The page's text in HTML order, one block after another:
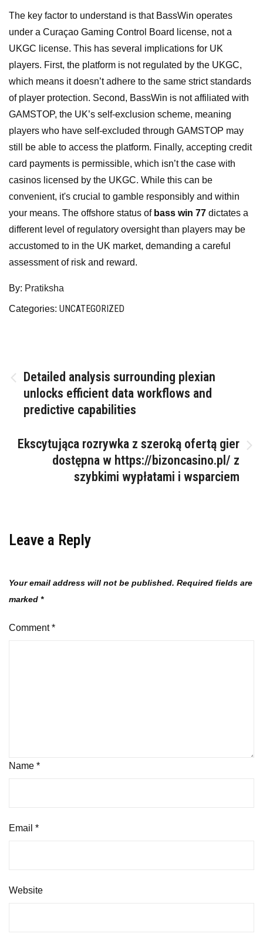
The key factor to understand is that BassWin operates
under a Curaçao Gaming Control Board license, not a
UKGC license. This has several implications for UK
players. First, the platform is not regulated by the UKGC,
which means it doesn’t adhere to the same strict standards
of player protection. Second, BassWin is not affiliated with
GAMSTOP, the UK’s self-exclusion scheme, meaning
players who have self-excluded through GAMSTOP may
still be able to access the platform. Finally, accepting credit
card payments is permissible, which isn’t the case with
casinos licensed by the UKGC. While this can be
convenient, it's crucial to gamble responsibly and within
your means. The offshore status of bass win 77 dictates a
different level of regulatory oversight than players may be
accustomed to in the UK market, demanding a careful
assessment of risk and reward.
By: Pratiksha
Categories: UNCATEGORIZED
Post
navigation
Detailed analysis surrounding plexian
unlocks efficient data workflows and
predictive capabilities
Ekscytująca rozrywka z szeroką ofertą gier
dostępna w https://bizoncasino.pl/ z
szybkimi wypłatami i wsparciem
Leave a Reply
Your email address will not be published. Required fields are
marked *
Comment*
Name *
Email *
Website